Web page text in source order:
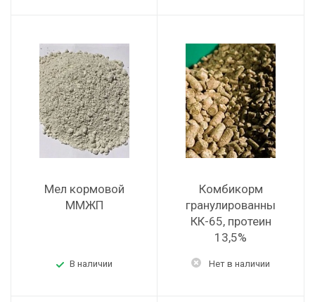
Мел кормовой
ММЖП
В наличии
Комбикорм
гранулированный
КК-65, протеин
13,5%
Нет в наличии